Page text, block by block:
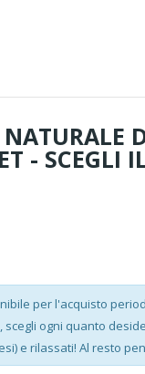
- SCEGLI
per l'acquisto
scegli ogni quanto
e rilassati! Al resto